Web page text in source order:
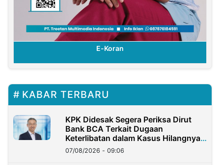
E-Koran
KABAR TERBARU
KPK Didesak Segera Periksa Dirut
Bank BCA Terkait Dugaan
Keterlibatan dalam Kasus Hilangnya
Dana Nasabah Rp2,58 Miliar
07/08/2026 - 09:06